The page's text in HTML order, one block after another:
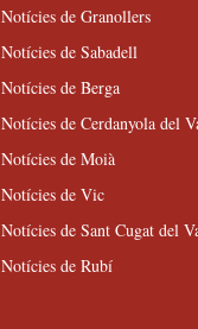
Notícies de Granollers
Notícies de Sabadell
Notícies de Berga
Notícies de Cerdanyola del
Notícies de Moià
Notícies de Vic
Notícies de Sant Cugat del
Notícies de Rubí